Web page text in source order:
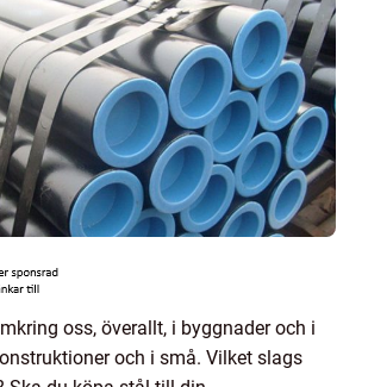
oss, överallt, i byggnader och i
och i små. Vilket slags